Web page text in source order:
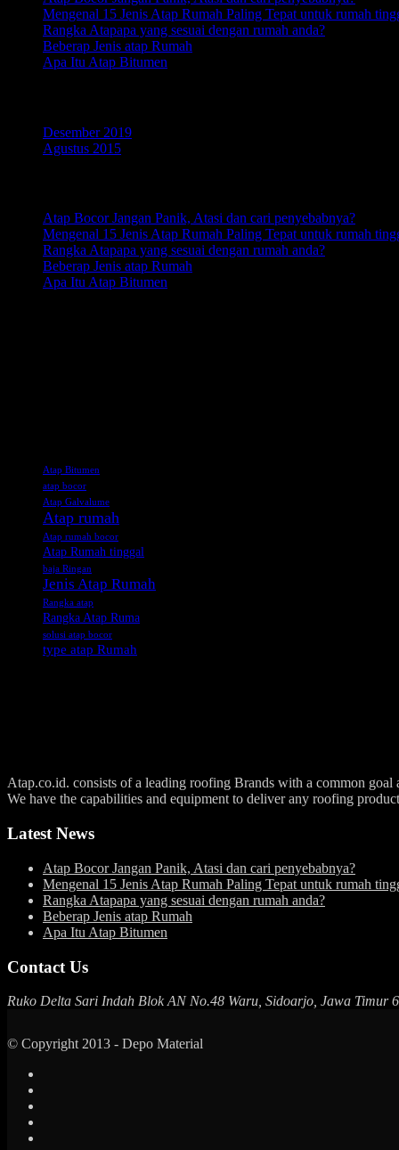
Mengenal 15 Jenis Atap Rumah Paling Tepat untuk rumah
Rangka Atapapa yang sesuai dengan rumah anda?
Beberap Jenis atap Rumah
Apa Itu Atap Bitumen
Desember 2019
Agustus 2015
Atap Bocor Jangan Panik, Atasi dan cari penyebabnya?
Mengenal 15 Jenis Atap Rumah Paling Tepat untuk rumah
Rangka Atapapa yang sesuai dengan rumah anda?
Beberap Jenis atap Rumah
Apa Itu Atap Bitumen
Atap Bitumen
atap bocor
Atap Galvalume
Atap rumah
Atap rumah bocor
Atap Rumah tinggal
baja Ringan
Jenis Atap Rumah
Rangka atap
Rangka Atap Ruma
solusi atap bocor
type atap Rumah
Atap.co.id. consists of a leading roofing Brands with a common
We have the capabilities and equipment to deliver any roofing
Latest News
Atap Bocor Jangan Panik, Atasi dan cari penyebabnya?
Mengenal 15 Jenis Atap Rumah Paling Tepat untuk rumah
Rangka Atapapa yang sesuai dengan rumah anda?
Beberap Jenis atap Rumah
Apa Itu Atap Bitumen
Contact Us
Ruko Delta Sari Indah Blok AN No.48 Waru, Sidoarjo, Jawa Timur
© Copyright 2013 - Depo Material